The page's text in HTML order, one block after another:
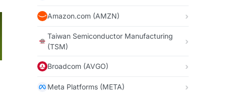
Amazon.com (AMZN)
Taiwan Semiconductor Manufacturing
(TSM)
Broadcom (AVGO)
Meta Platforms (META)